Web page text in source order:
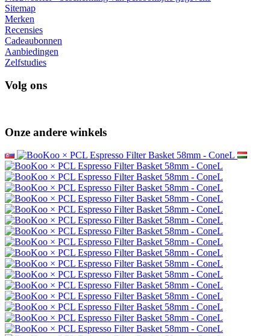
Sitemap
Merken
Recensies
Cadeaubonnen
Aanbiedingen
Zelfstudies
Volg ons
Onze andere winkels